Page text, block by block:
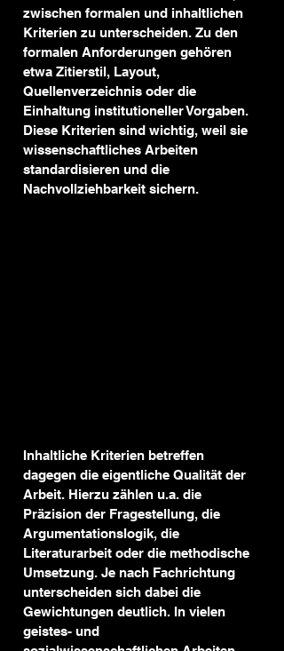
zwischen formalen und inhaltlichen
Kriterien zu unterscheiden. Zu den
formalen Anforderungen gehören
etwa Zitierstil, Layout,
Quellenverzeichnis oder die
Einhaltung institutioneller Vorgaben.
Diese Kriterien sind wichtig, weil sie
wissenschaftliches Arbeiten
standardisieren und die
Nachvollziehbarkeit sichern.
Inhaltliche Kriterien betreffen
dagegen die eigentliche Qualität der
Arbeit. Hierzu zählen u.a. die
Präzision der Fragestellung, die
Argumentationslogik, die
Literaturarbeit oder die methodische
Umsetzung. Je nach Fachrichtung
unterscheiden sich dabei die
Gewichtungen deutlich. In vielen
geistes- und